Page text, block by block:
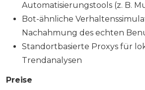
Automatisierungstools (z. B.
Bot-ähnliche
Nachahmung des echten
Standortbasierte Proxys für
Trendanalysen
Preise